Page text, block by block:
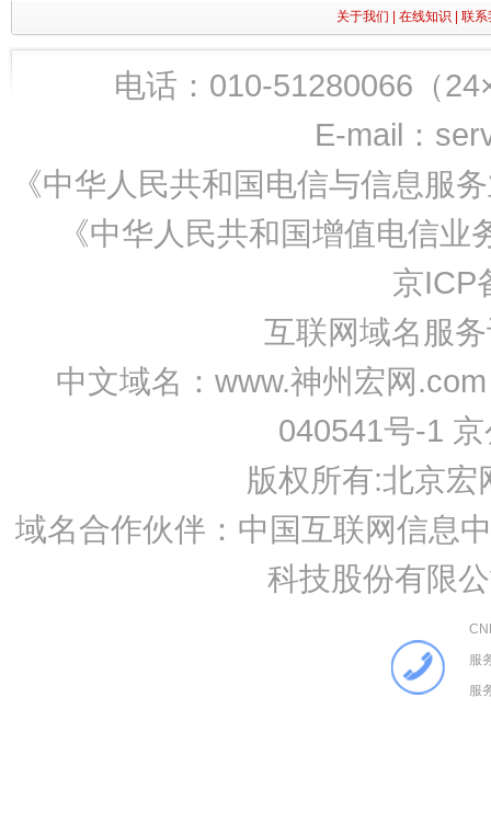
关于我们 在线知识 联系
电话：010-51280066（
E-mail：
《中华人民共和国电信与信息服
《中华人民共和国增值电信
京ICP
互联网域名服
中文域名：www.神州宏网
040541号-1
版权所有:北京宏
域名合作伙伴：中国互联网信息
科技股份有限
服
服